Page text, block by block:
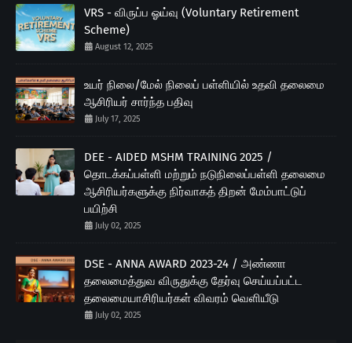
VRS - விருப்ப ஓய்வு (Voluntary Retirement
Scheme)
August 12, 2025
உயர் நிலை/மேல் நிலைப் பள்ளியில் உதவி தலைமை
ஆசிரியர் சார்ந்த பதிவு
July 17, 2025
DEE - AIDED MSHM TRAINING 2025 /
தொடக்கப்பள்ளி மற்றும் நடுநிலைப்பள்ளி தலைமை
ஆசிரியர்களுக்கு நிர்வாகத் திறன் மேம்பாட்டுப்
பயிற்சி
July 02, 2025
DSE - ANNA AWARD 2023-24 / அண்ணா
தலைமைத்துவ விருதுக்கு தேர்வு செய்யப்பட்ட
தலைமையாசிரியர்கள் விவரம் வெளியீடு
July 02, 2025